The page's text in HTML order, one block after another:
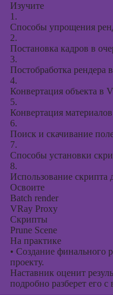
Изучите
1.
Способы упрощения
2.
Постановка кадров в
3.
Постобработка рендера
4.
Конвертация объекта в
5.
Конвертация
6.
Поиск и скачивание
7.
Способы установки
8.
Использование скрипта
Освоите
Batch render
VRay Proxy
Скрипты
Prune Scene
На практике
• Создание финального
проекту.
Наставник оценит
подробно разберет его с